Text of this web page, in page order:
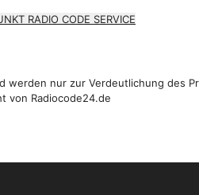
RADIO CODE SERVICE
werden nur zur Verdeutlichung des
von Radiocode24.de